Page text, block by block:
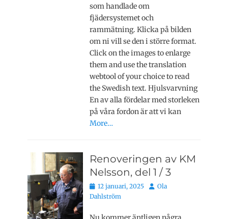
som handlade om
fjädersystemet och
rammätning. Klicka på bilden
om ni vill se den i större format.
Click on the images to enlarge
them and use the translation
webtool of your choice to read
the Swedish text. Hjulsvarvning
En av alla fördelar med storleken
på våra fordon är att vi kan
More…
Renoveringen av KM
Nelsson, del 1 / 3
Publicerat
den
12 januari, 2025 Författare
Ola
Dahlström